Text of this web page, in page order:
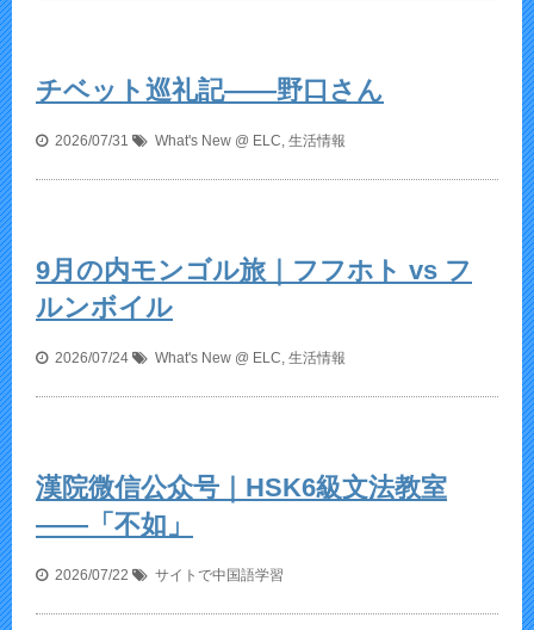
チベット巡礼記——野口さん
2026/07/31 What's New @ ELC 生活情報
9月の内モンゴル旅｜フフホト vs フ
ルンボイル
2026/07/24 What's New @ ELC 生活情報
漢院微信公众号｜HSK6級文法教室
——「不如」
2026/07/22 サイトで中国語学習